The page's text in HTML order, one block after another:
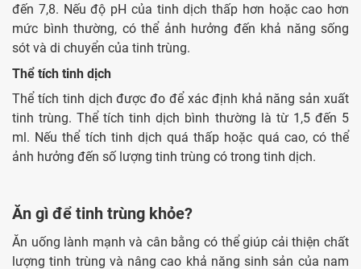
đến 7,8. Nếu độ pH của tinh dịch thấp hơn hoặc cao hơn
mức bình thường, có thể ảnh hưởng đến khả năng sống
sót và di chuyển của tinh trùng.
Thể tích tinh dịch
Thể tích tinh dịch được đo để xác định khả năng sản xuất
tinh trùng. Thể tích tinh dịch bình thường là từ 1,5 đến 5
ml. Nếu thể tích tinh dịch quá thấp hoặc quá cao, có thể
ảnh hưởng đến số lượng tinh trùng có trong tinh dịch.
Ăn gì để tinh trùng khỏe?
Ăn uống lành mạnh và cân bằng có thể giúp cải thiện chất
lượng tinh trùng và nâng cao khả năng sinh sản của nam